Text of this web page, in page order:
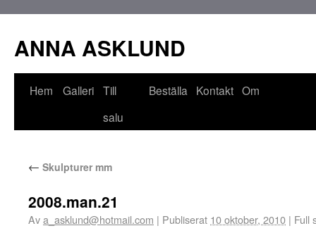
ANNA ASKLUND
Hem Galleri Till
salu
Beställa Kontakt Om
← Skulpturer mm
2008.man.21
Ava_asklund@hotmail.com | Publiserat 10 oktober, 2010 | Full